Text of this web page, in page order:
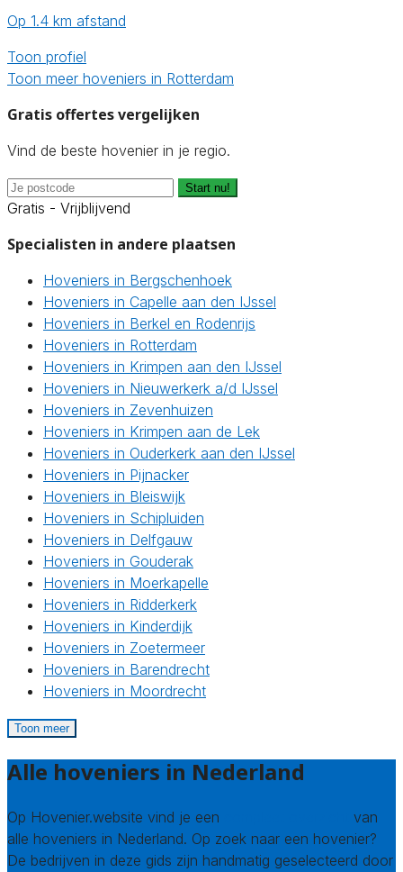
Op 1.4 km afstand
Toon profiel
Toon meer hoveniers in Rotterdam
Gratis offertes vergelijken
Vind de beste hovenier in je regio.
Start nu!
Gratis - Vrijblijvend
Specialisten in andere plaatsen
Hoveniers in Bergschenhoek
Hoveniers in Capelle aan den IJssel
Hoveniers in Berkel en Rodenrijs
Hoveniers in Rotterdam
Hoveniers in Krimpen aan den IJssel
Hoveniers in Nieuwerkerk a/d IJssel
Hoveniers in Zevenhuizen
Hoveniers in Krimpen aan de Lek
Hoveniers in Ouderkerk aan den IJssel
Hoveniers in Pijnacker
Hoveniers in Bleiswijk
Hoveniers in Schipluiden
Hoveniers in Delfgauw
Hoveniers in Gouderak
Hoveniers in Moerkapelle
Hoveniers in Ridderkerk
Hoveniers in Kinderdijk
Hoveniers in Zoetermeer
Hoveniers in Barendrecht
Hoveniers in Moordrecht
Toon meer
Alle hoveniers in Nederland
Op Hovenier.website vind je een
van
alle hoveniers in Nederland. Op zoek naar een hovenier?
De bedrijven in deze gids zijn handmatig geselecteerd door